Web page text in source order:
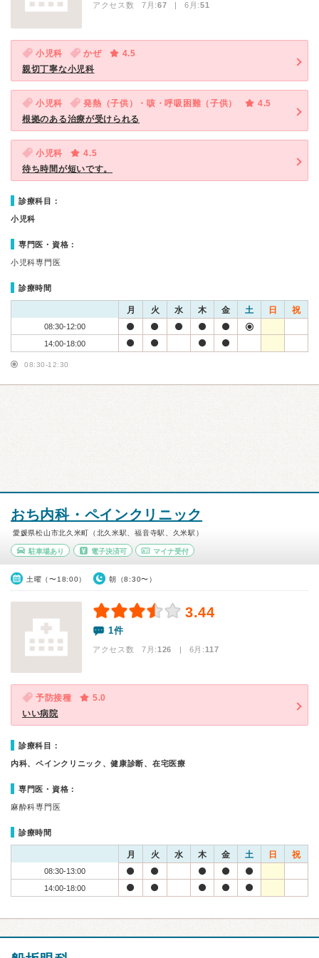
アクセス数 7月:67 | 6月:51
小児科 かぜ
4.5
親切丁寧な小児科
小児科 発熱（子供）・咳・呼吸困難（子供）
4.5
根拠のある治療が受けられる
小児科
4.5
待ち時間が短いです。
診療科目：
小児科
専門医・資格：
小児科専門医
診療時間
月 火 水 木 金 土 日 祝
08:30-12:00
14:00-18:00
08:30-12:30
おち内科・ペインクリニック
愛媛県松山市北久米町（北久米駅、福音寺駅、久米駅）
駐車場あり 電子決済可 マイナ受付
土曜（〜18:00） 朝（8:30〜）
3.44
1件
アクセス数 7月:126 | 6月:117
予防接種
5.0
いい病院
診療科目：
内科、ペインクリニック、健康診断、在宅医療
専門医・資格：
麻酔科専門医
診療時間
月 火 水 木 金 土 日 祝
08:30-13:00
14:00-18:00